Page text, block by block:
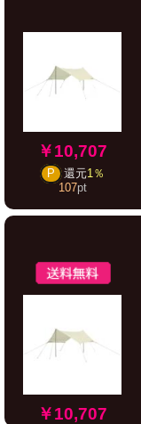
￥10,707
P 還元1％
107pt
￥10,707